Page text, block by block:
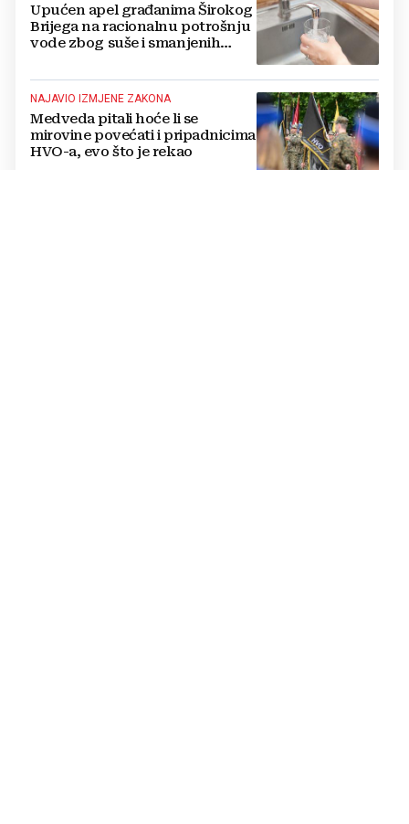
Upućen apel građanima Širokog
Brijega na racionalnu potrošnju
vode zbog suše i smanjenih
NAJAVIO IZMJENE ZAKONA
Medveda pitali hoće li se
mirovine povećati i pripadnicima
HVO-a, evo što je rekao